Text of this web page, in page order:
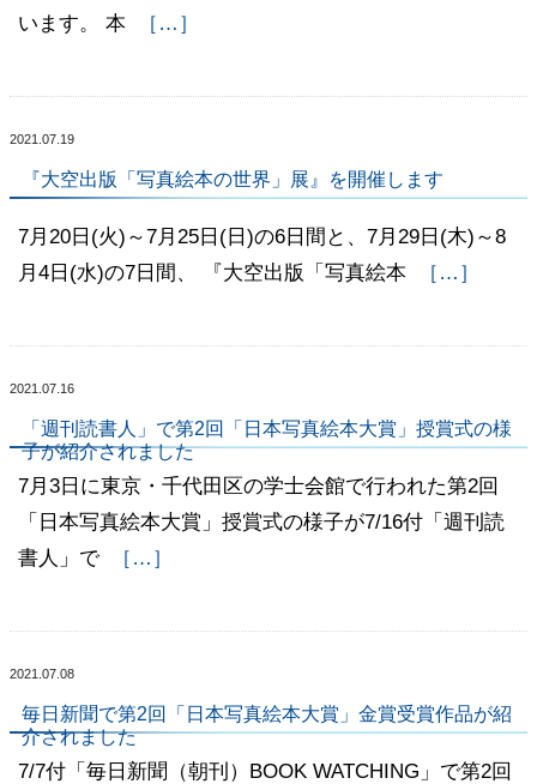
います。 本
［…］
2021.07.19
『大空出版「写真絵本の世界」展』を開催します
7月20日(火)～7月25日(日)の6日間と、7月29日(木)～8
月4日(水)の7日間、 『大空出版「写真絵本
［…］
2021.07.16
「週刊読書人」で第2回「日本写真絵本大賞」授賞式の様
子が紹介されました
7月3日に東京・千代田区の学士会館で行われた第2回
「日本写真絵本大賞」授賞式の様子が7/16付「週刊読
書人」で
［…］
2021.07.08
毎日新聞で第2回「日本写真絵本大賞」金賞受賞作品が紹
介されました
7/7付「毎日新聞（朝刊）BOOK WATCHING」で第2回